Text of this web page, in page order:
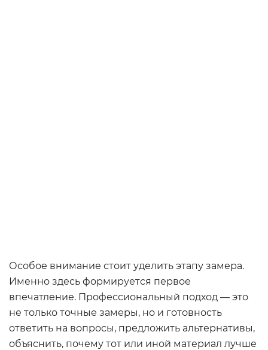
Особое внимание стоит уделить этапу замера.
Именно здесь формируется первое
впечатление. Профессиональный подход — это
не только точные замеры, но и готовность
ответить на вопросы, предложить альтернативы,
объяснить, почему тот или иной материал лучше